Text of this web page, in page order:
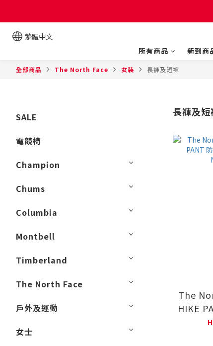
繁體中文
所有商品
新到商
全部商品 The North Face 女裝 長褲及短褲
SALE
電競椅
Champion
Chums
Columbia
Montbell
Timberland
The North Face
戶外及運動
女士
長褲及短
The
HIKE
徒步